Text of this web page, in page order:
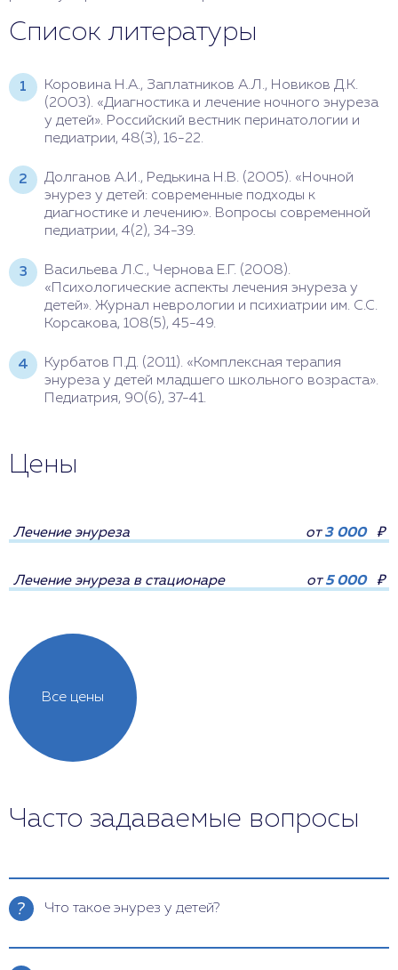
Список литературы
Коровина Н.А., Заплатников А.Л., Новиков Д.К.
(2003). «Диагностика и лечение ночного энуреза
у детей». Российский вестник перинатологии и
педиатрии, 48(3), 16-22.
Долганов А.И., Редькина Н.В. (2005). «Ночной
энурез у детей: современные подходы к
диагностике и лечению». Вопросы современной
педиатрии, 4(2), 34-39.
Васильева Л.С., Чернова Е.Г. (2008).
«Психологические аспекты лечения энуреза у
детей». Журнал неврологии и психиатрии им. С.С.
Корсакова, 108(5), 45-49.
Курбатов П.Д. (2011). «Комплексная терапия
энуреза у детей младшего школьного возраста».
Педиатрия, 90(6), 37-41.
Цены
Все цены
Лечение энуреза от3 000 ₽
Лечение энуреза в стационаре от5 000 ₽
Часто задаваемые вопросы
Что такое энурез у детей?
Энурез – это непроизвольное мочеиспускание у